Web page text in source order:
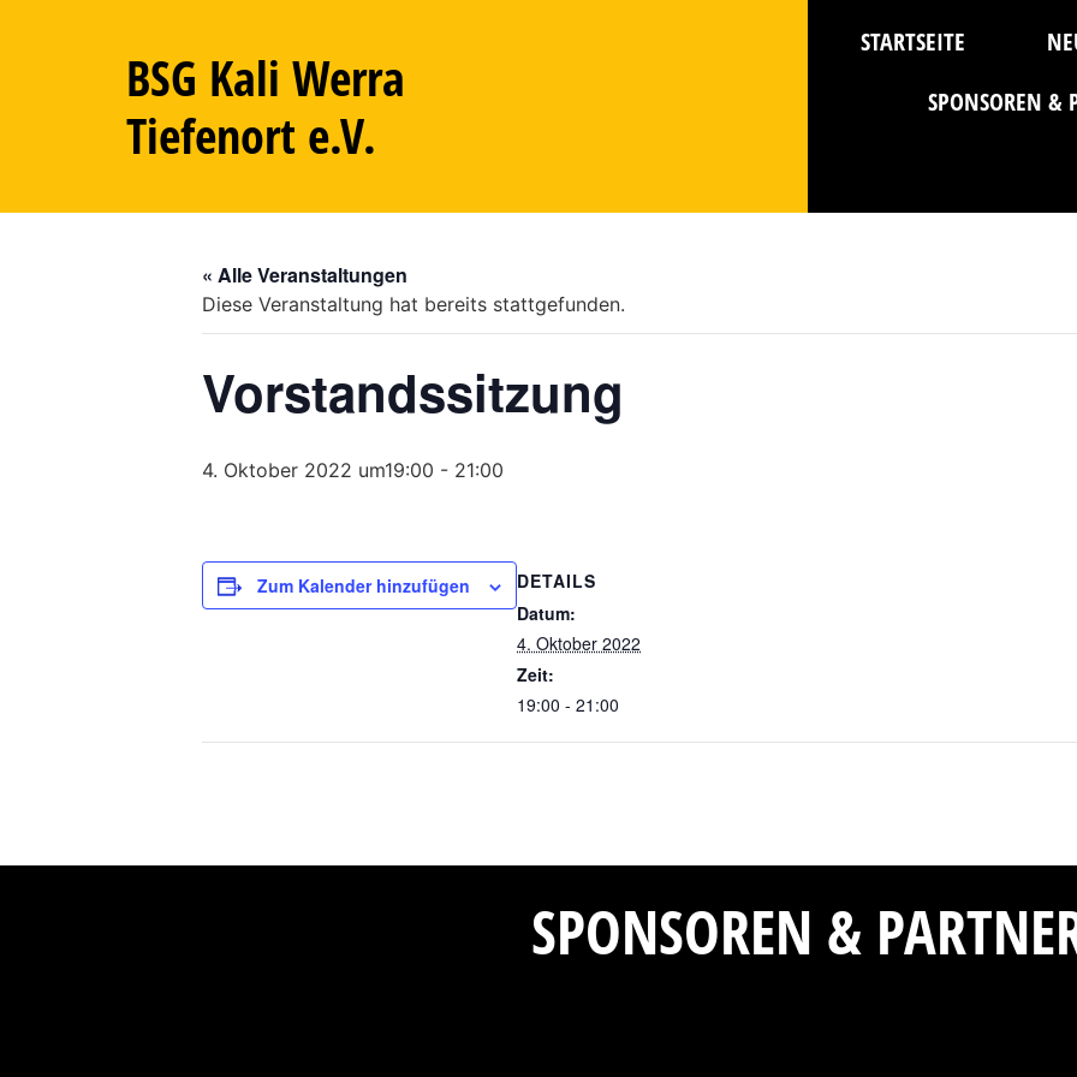
BSG Kali Werra
Tiefenort e.V.
STARTSEITE
SPONSOREN &
« Alle Veranstaltungen
Diese Veranstaltung hat bereits stattgefunden.
Vorstandssitzung
4. Oktober 2022 um19:00 - 21:00
Zum Kalender hinzufügen
DETAILS
Datum:
4. Oktober 2022
Zeit:
19:00 - 21:00
SPONSOREN &